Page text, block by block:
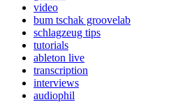
video
bum tschak groovelab
schlagzeug tips
tutorials
ableton live
transcription
interviews
audiophil